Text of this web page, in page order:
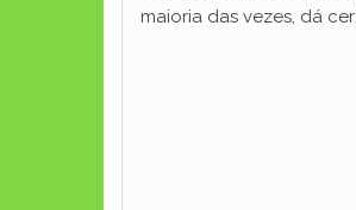
maioria das vezes, dá